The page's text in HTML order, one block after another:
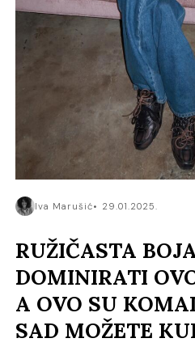
Iva Marušić 29.01.2025.
RUŽIČASTA
DOMINIRATI
A OVO SU
SAD MOŽETE